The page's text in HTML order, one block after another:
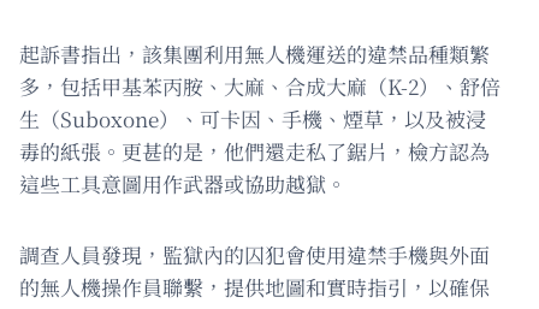
起訴書指出，該集團利用無人機運送的違禁品種類繁
多，包括甲基苯丙胺、大麻、合成大麻（K-2）、舒倍
生（Suboxone）、可卡因、手機、煙草，以及被浸
毒的紙張。更甚的是，他們還走私了鋸片，檢方認為
這些工具意圖用作武器或協助越獄。
調查人員發現，監獄內的囚犯會使用違禁手機與外面
的無人機操作員聯繫，提供地圖和實時指引，以確保